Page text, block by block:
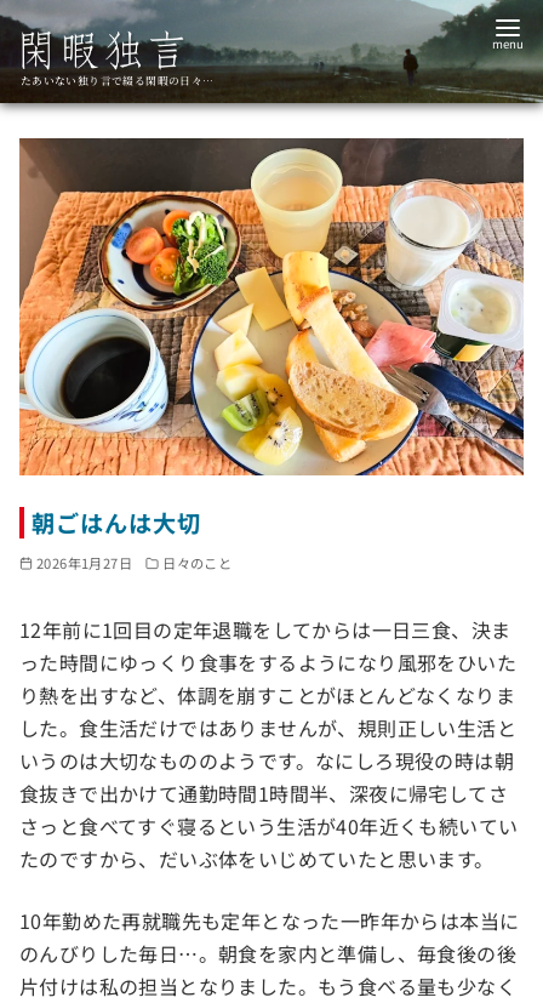
コ
テ
ン
たあいない独り言で綴る閑暇の日々…
朝ごはんは大切
2026年1月27日 日々のこと
12年前に1回目の定年退職をしてからは一日三食、決ま
った時間にゆっくり食事をするようになり風邪をひいた
り熱を出すなど、体調を崩すことがほとんどなくなりま
した。食生活だけではありませんが、規則正しい生活と
いうのは大切なもののようです。なにしろ現役の時は朝
食抜きで出かけて通勤時間1時間半、深夜に帰宅してさ
さっと食べてすぐ寝るという生活が40年近くも続いてい
たのですから、だいぶ体をいじめていたと思います。
10年勤めた再就職先も定年となった一昨年からは本当に
のんびりした毎日…。朝食を家内と準備し、毎食後の後
片付けは私の担当となりました。もう食べる量も少なく